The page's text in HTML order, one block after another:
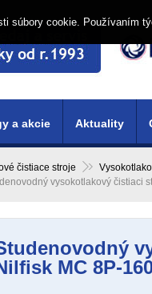
čistiace stroje
vysokotlakový čistiaci
MC 8P-
a akcie Aktuality
súbory cookie. Používaním